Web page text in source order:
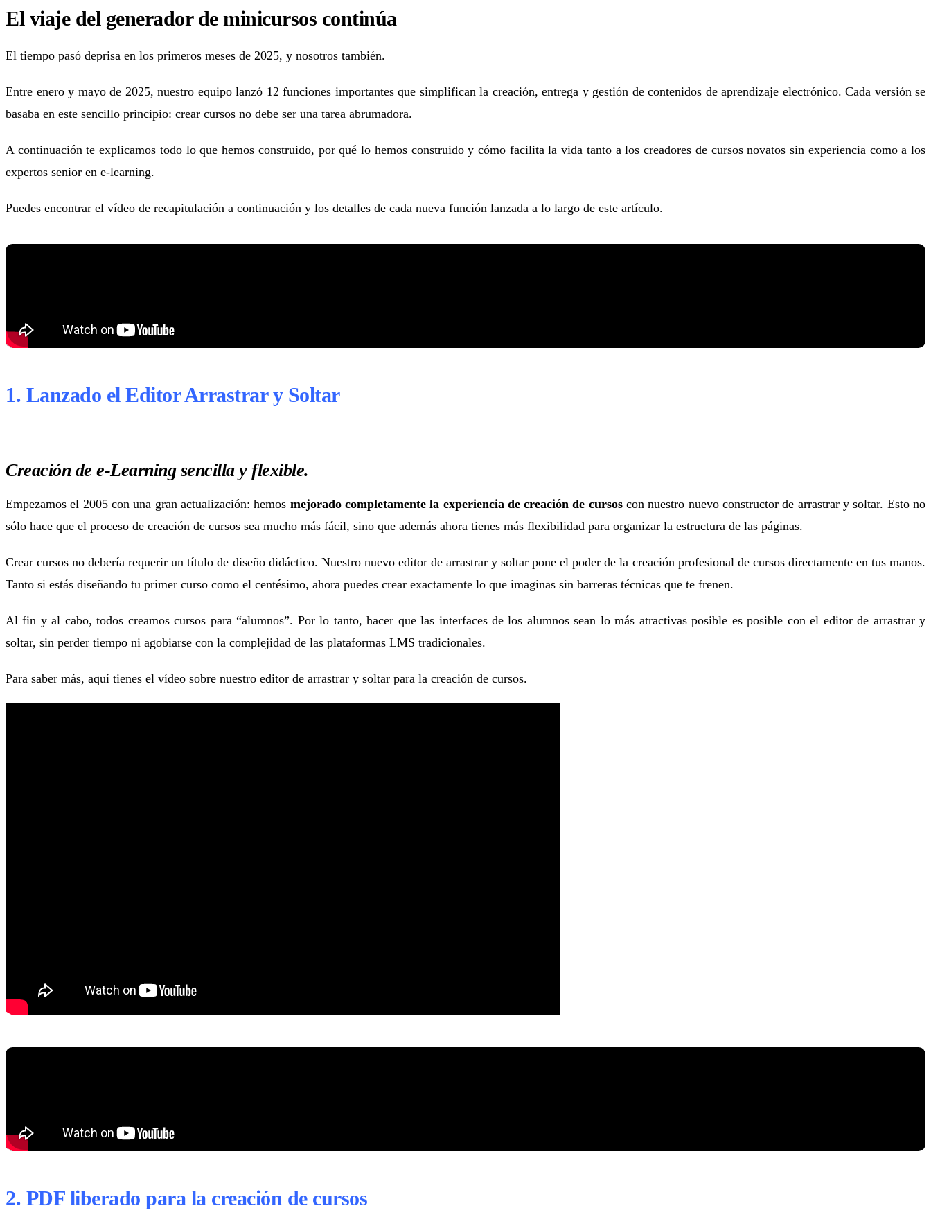
El viaje del generador de minicursos continúa
El tiempo pasó deprisa en los primeros meses de 2025, y nosotros también.
Entre enero y mayo de 2025, nuestro equipo lanzó 12 funciones importantes que simplifican la creación, entrega y gestión de contenidos de aprendizaje electrónico. Cada versión se
basaba en este sencillo principio: crear cursos no debe ser una tarea abrumadora.
A continuación te explicamos todo lo que hemos construido, por qué lo hemos construido y cómo facilita la vida tanto a los creadores de cursos novatos sin experiencia como a los
expertos senior en e-learning.
Puedes encontrar el vídeo de recapitulación a continuación y los detalles de cada nueva función lanzada a lo largo de este artículo.
1. Lanzado el Editor Arrastrar y Soltar
Creación de e-Learning sencilla y flexible.
Empezamos el 2005 con una gran actualización: hemos mejorado completamente la experiencia de creación de cursoscon nuestro nuevo constructor de arrastrar y soltar. Esto no
sólo hace que el proceso de creación de cursos sea mucho más fácil, sino que además ahora tienes más flexibilidad para organizar la estructura de las páginas.
Crear cursos no debería requerir un título de diseño didáctico. Nuestro nuevo editor de arrastrar y soltar pone el poder de la creación profesional de cursos directamente en tus manos.
Tanto si estás diseñando tu primer curso como el centésimo, ahora puedes crear exactamente lo que imaginas sin barreras técnicas que te frenen.
Al fin y al cabo, todos creamos cursos para “alumnos”. Por lo tanto, hacer que las interfaces de los alumnos sean lo más atractivas posible es posible con el editor de arrastrar y
soltar, sin perder tiempo ni agobiarse con la complejidad de las plataformas LMS tradicionales.
Para saber más, aquí tienes el vídeo sobre nuestro editor de arrastrar y soltar para la creación de cursos.
2. PDF liberado para la creación de cursos